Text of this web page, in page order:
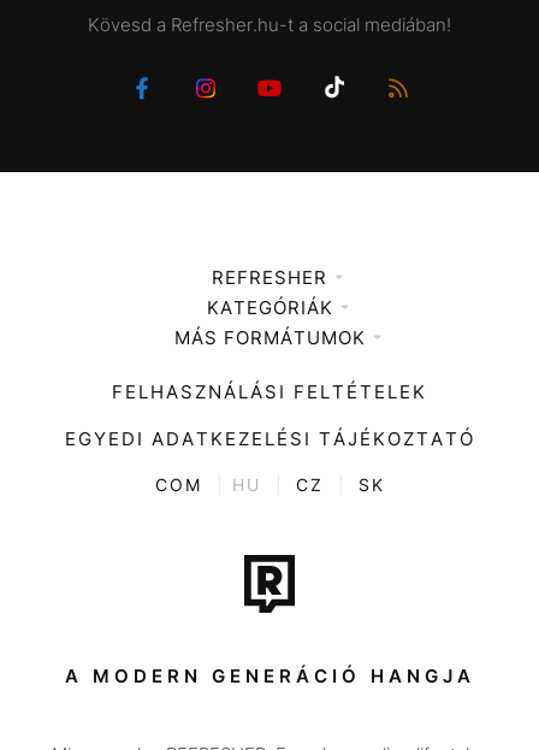
Kövesd a Refresher.hu-t a social mediában!
REFRESHER
Médiaajánlat
KATEGÓRIÁK
Zene
Divat
Kultúra
ENTR
Tech-Tudomány
Sport
Társadalom
MÁS FORMÁTUMOK
FELHASZNÁLÁSI FELTÉTELEK
EGYEDI ADATKEZELÉSI TÁJÉKOZTATÓ
COM HU CZ SK
A MODERN GENERÁCIÓ HANGJA